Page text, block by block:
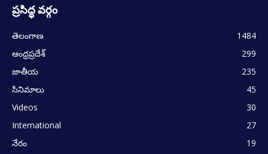
ప్రసిద్ధ వర్గం
తెలంగాణ
1484
ఆంధ్రప్రదేశ్
299
జాతీయ
235
సినిమాలు
45
Videos
30
International
27
నేరం
19